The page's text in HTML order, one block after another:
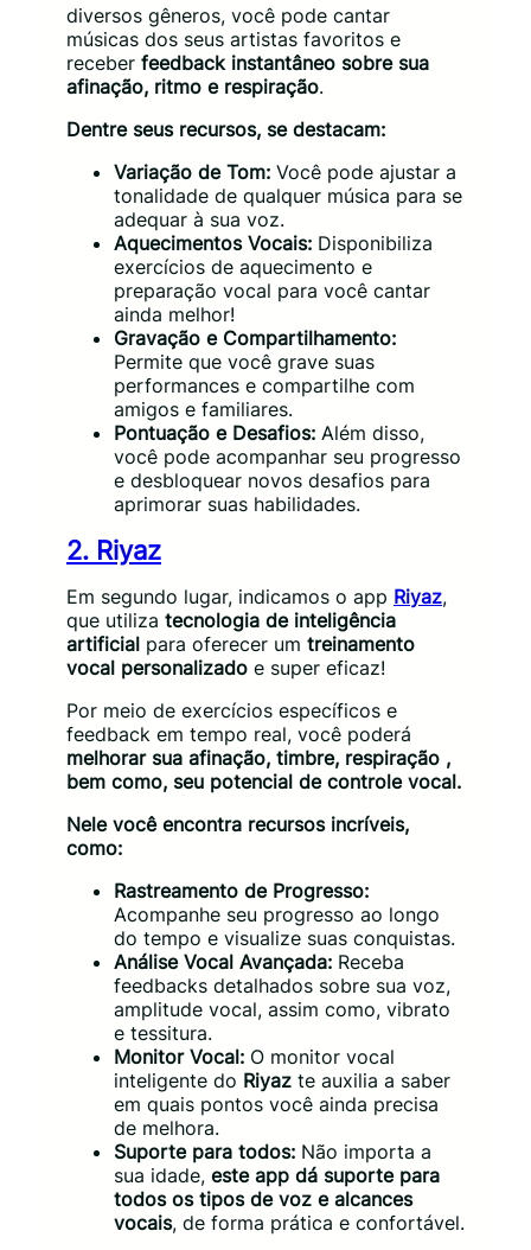
diversos gêneros, você pode cantar
músicas dos seus artistas favoritos e
receber feedback instantâneo sobre sua
afinação, ritmo e respiração.
Dentre seus recursos, se destacam:
Variação de Tom: Você pode ajustar a
tonalidade de qualquer música para se
adequar à sua voz.
Aquecimentos Vocais: Disponibiliza
exercícios de aquecimento e
preparação vocal para você cantar
ainda melhor!
Gravação e Compartilhamento:
Permite que você grave suas
performances e compartilhe com
amigos e familiares.
Pontuação e Desafios: Além disso,
você pode acompanhar seu progresso
e desbloquear novos desafios para
aprimorar suas habilidades.
2. Riyaz
Em segundo lugar, indicamos o app Riyaz,
que utiliza tecnologia de inteligência
artificial para oferecer um treinamento
vocal personalizado e super eficaz!
Por meio de exercícios específicos e
feedback em tempo real, você poderá
melhorar sua afinação, timbre, respiração ,
bem como, seu potencial de controle vocal.
Nele você encontra recursos incríveis,
como:
Rastreamento de Progresso:
Acompanhe seu progresso ao longo
do tempo e visualize suas conquistas.
Análise Vocal Avançada: Receba
feedbacks detalhados sobre sua voz,
amplitude vocal, assim como, vibrato
e tessitura.
Monitor Vocal: O monitor vocal
inteligente do Riyaz te auxilia a saber
em quais pontos você ainda precisa
de melhora.
Suporte para todos: Não importa a
sua idade, este app dá suporte para
todos os tipos de voz e alcances
vocais, de forma prática e confortável.